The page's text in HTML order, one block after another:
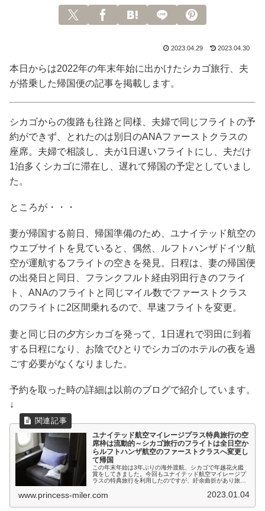
2023.04.29 2023.04.30
本日からは2022年の年末年始に出かけたシカゴ旅行、夫
が搭乗した帰国便の記事を掲載します。
シカゴからの復路も往路と同様、夫婦で同じフライトの予
約ができず、とれたのは別日のANAファーストクラスの
座席。夫婦で相談し、夫が1日遅いフライトにし、夫だけ
1泊多くシカゴに滞在し、遅れて帰国の予定としていまし
た。
ところが・・・
妻が帰国する前日、帰国準備のため、ユナイテッド航空の
ウエブサイトを見ていると、偶然、ルフトハンザドイツ航
空が運航するフライトの空きを発見。日程は、妻の帰国便
の出発日と同日、フランクフルト経由羽田行きのフライ
ト、ANAのフライトと同じマイル数でファーストクラス
のフライトに2区間乗れるので、早速フライトを変更。
妻と同じ日の夕方シカゴを発って、1日遅れで羽田に到着
する日程になり、お陰でひとりでシカゴのホテルの夜を過
ごす必要がなくなりました。
予約を取った時の詳細は以前のブログで紹介しています。
↓
ユナイテッド航空マイレージプラス特典旅行の空
席枠は流動的～シカゴ旅行のフライトは全日空か
らルフトハンザ航空のファーストクラスへ変更し
て帰国
この年末年始は3年ぶりの海外渡航、シカゴで年越花火鑑
賞をしてきました。今回もユナイテッド航空マイレージプ
ラスの特典旅行を利用したのですが、紆余曲折があり旅行
は予約開始日（330日前）からト...
www.princess-miler.com 2023.01.04